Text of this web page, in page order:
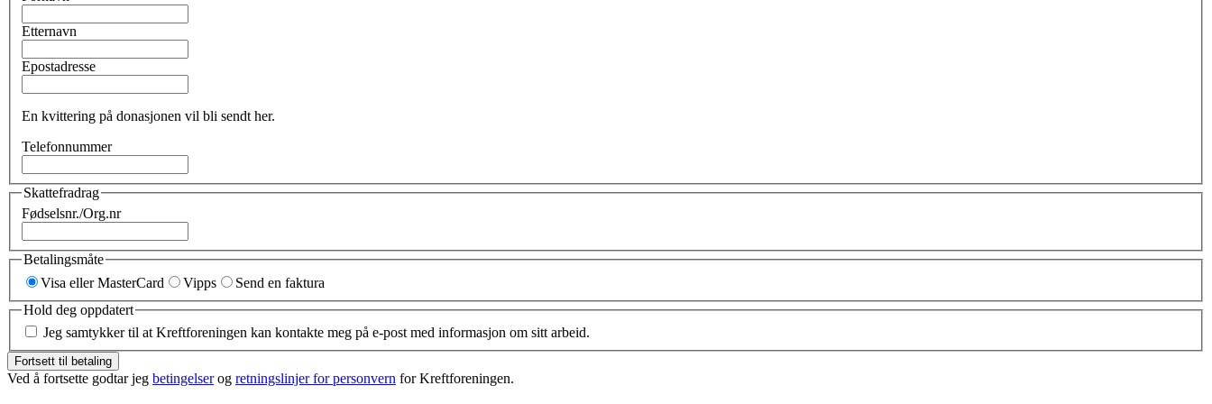
Etternavn
Epostadresse
En kvittering på donasjonen vil bli sendt her.
Telefonnummer
Skattefradrag
Fødselsnr./Org.nr
Betalingsmåte
Visa eller MasterCard
Vipps
Send en faktura
Hold deg oppdatert
Jeg samtykker til at Kreftforeningen kan kontakte meg på e-post med informasjon om sitt arbeid.
Fortsett til betaling
Ved å fortsette godtar jeg betingelserog retningslinjer for personvern for Kreftforeningen.